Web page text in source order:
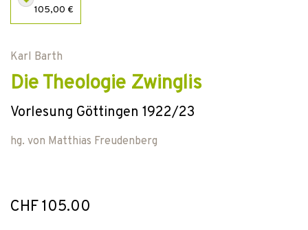
105,00 €
Karl Barth
Die Theologie Zwinglis
Vorlesung Göttingen 1922/23
hg. von Matthias Freudenberg
CHF 105.00